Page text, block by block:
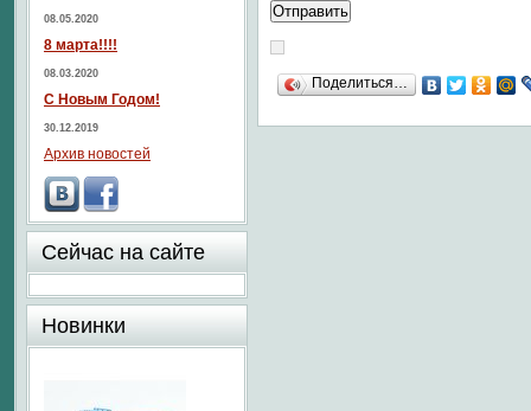
Поделиться…
08.05.2020
8 марта!!!!
08.03.2020
С Новым Годом!
30.12.2019
Архив новостей
Сейчас на сайте
Новинки